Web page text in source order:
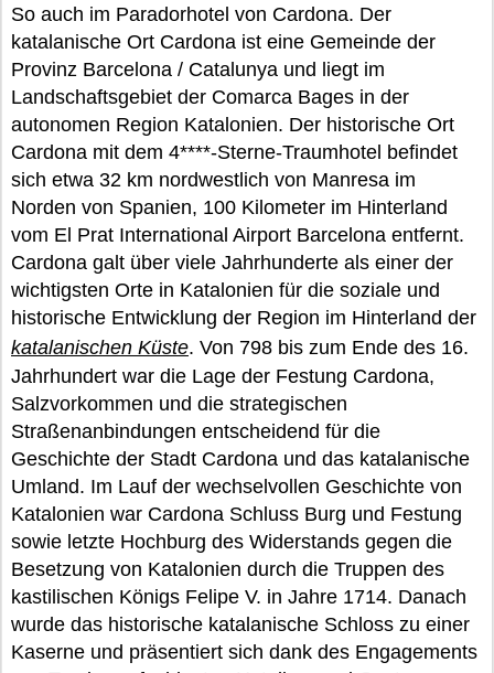
So auch im Paradorhotel von Cardona. Der
katalanische Ort Cardona ist eine Gemeinde der
Provinz Barcelona / Catalunya und liegt im
Landschaftsgebiet der Comarca Bages in der
autonomen Region Katalonien. Der historische Ort
Cardona mit dem 4****-Sterne-Traumhotel befindet
sich etwa 32 km nordwestlich von Manresa im
Norden von Spanien, 100 Kilometer im Hinterland
vom El Prat International Airport Barcelona entfernt.
Cardona galt über viele Jahrhunderte als einer der
wichtigsten Orte in Katalonien für die soziale und
historische Entwicklung der Region im Hinterland der
katalanischen Küste. Von 798 bis zum Ende des 16.
Jahrhundert war die Lage der Festung Cardona,
Salzvorkommen und die strategischen
Straßenanbindungen entscheidend für die
Geschichte der Stadt Cardona und das katalanische
Umland. Im Lauf der wechselvollen Geschichte von
Katalonien war Cardona Schluss Burg und Festung
sowie letzte Hochburg des Widerstands gegen die
Besetzung von Katalonien durch die Truppen des
kastilischen Königs Felipe V. in Jahre 1714. Danach
wurde das historische katalanische Schloss zu einer
Kaserne und präsentiert sich dank des Engagements